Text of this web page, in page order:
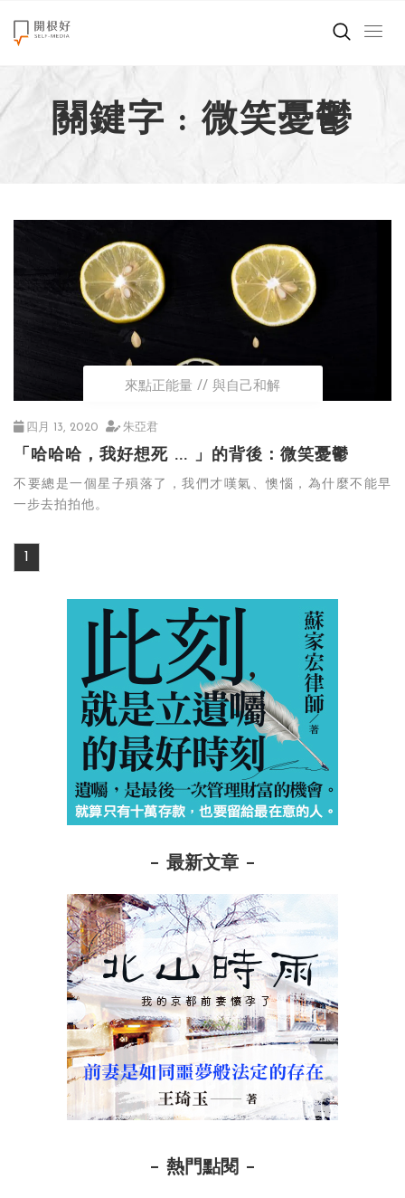
來點正能量
世界在想什麼
創造美好生活
職場商業經濟
影片專區
關鍵字 : 微笑憂鬱
來點正能量 與自己和解
四月 13, 2020 朱亞君
「哈哈哈，我好想死 ... 」的背後：微笑憂鬱
不要總是一個星子殞落了，我們才嘆氣、懊惱，為什麼不能早
一步去拍拍他。
1
最新文章
熱門點閱